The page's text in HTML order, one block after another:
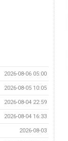
2026-08-06 05:00
2026-08-05 10:05
2026-08-04 22:59
2026-08-04 16:33
2026-08-03